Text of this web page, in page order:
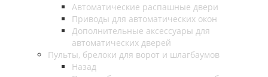
Автоматические распашные двери
Приводы для автоматических окон
Дополнительные аксессуары для
автоматических дверей
Пульты, брелоки для ворот и шлагбаумов
Назад